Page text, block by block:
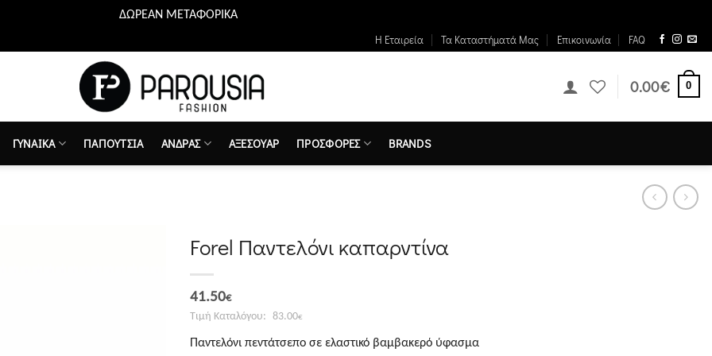
ΔΩΡΕΑΝ ΜΕΤΑΦΟΡΙΚΑ
Η Εταιρεία Τα Καταστήματά Μας Επικοινωνία FAQ
0.00€ 0
ΓΥΝΑΙΚΑ ΠΑΠΟΥΤΣΙΑ ΑΝΔΡΑΣ ΑΞΕΣΟΥΑΡ ΠΡΟΣΦΟΡΕΣ BRANDS
Forel Παντελόνι καπαρντίνα
83.00€
Original
price
was:
41.50€
Η
τρέχουσα
τιμή
Παντελόνι πεντάτσεπο σε ελαστικό βαμβακερό ύφασμα